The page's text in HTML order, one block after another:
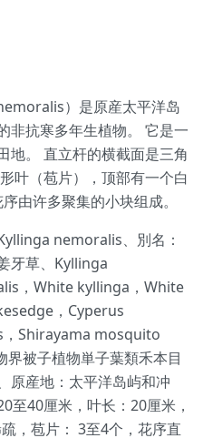
）是原産太平洋岛
非抗寒多年生植物。 它是一
地。 直立杆的横截面是三角
叶（苞片），顶部有一个白
由许多聚集的小块组成。
nemoralis、別名：
牙草、Kyllinga
，White kyllinga，White
，Cyperus
Shirayama mosquito
被子植物単子葉類禾本目
原産地：太平洋岛屿和冲
至40厘米，叶长：20厘米，
，苞片： 3至4个，花序直